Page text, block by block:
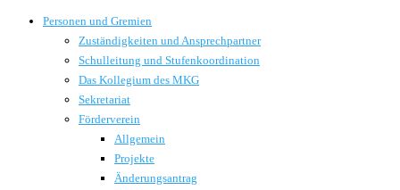
Personen und Gremien
Zuständigkeiten und Ansprechpartner
Schulleitung und Stufenkoordination
Das Kollegium des MKG
Sekretariat
Förderverein
Allgemein
Projekte
Änderungsantrag